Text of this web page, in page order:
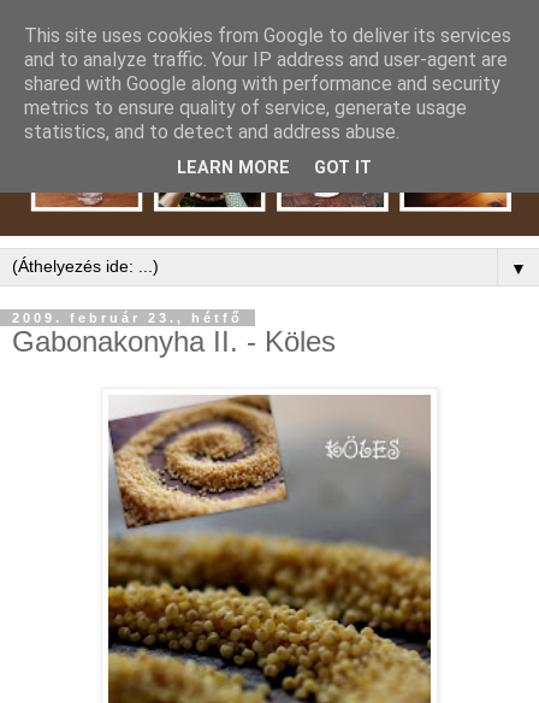
▼
2009. február 23., hétfő
Gabonakonyha II. - Köles
This site uses cookies from Google to deliver its services
and to analyze traffic. Your IP address and user-agent are
shared with Google along with performance and security
metrics to ensure quality of service, generate usage
statistics, and to detect and address abuse.
LEARN MORE GOT IT